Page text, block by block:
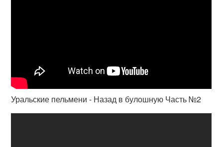
Уральские пельмени - Назад в булошную Часть №2